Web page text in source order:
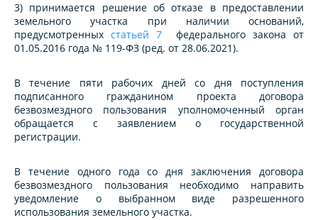
3) принимается решение об отказе в предоставлении
земельного участка при наличии оснований,
предусмотренных статьей 7 федерального закона от
01.05.2016 года № 119-ФЗ (ред. от 28.06.2021).
В течение пяти рабочих дней со дня поступления
подписанного гражданином проекта договора
безвозмездного пользования уполномоченный орган
обращается с заявлением о государственной
регистрации.
В течение одного года со дня заключения договора
безвозмездного пользования необходимо направить
уведомление о выбранном виде разрешенного
использования земельного участка.